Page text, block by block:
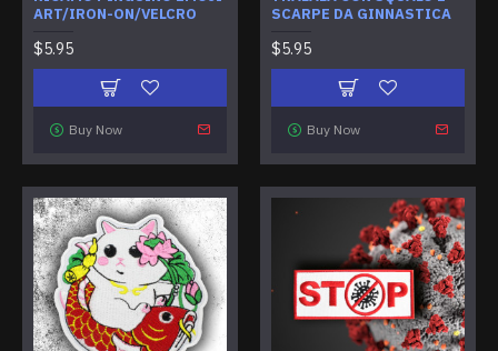
ART/IRON-ON/VELCRO
$5.95
Buy Now
SCARPE DA GINNASTICA
$5.95
Buy Now